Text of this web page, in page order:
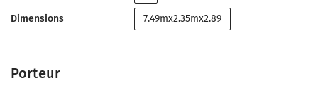
Dimensions 7.49mx2.35mx2.89
Porteur